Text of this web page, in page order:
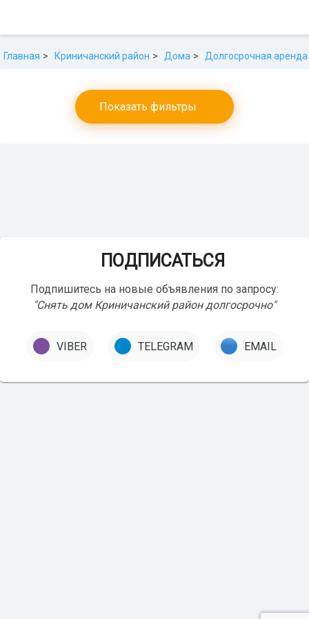
Главная Криничанский район Дома Долгосрочная аренда
Показать фильтры
ПОДПИСАТЬСЯ
Подпишитесь на новые объявления по запросу:
"Снять дом Криничанский район долгосрочно"
VIBER TELEGRAM EMAIL